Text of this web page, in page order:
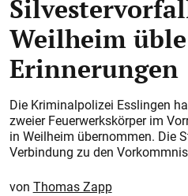
Weilheim üble
Erinnerungen
Die Kriminalpolizei Esslingen
zweier Feuerwerkskörper im
in Weilheim übernommen. Die
Verbindung zu den
Thomas Zapp